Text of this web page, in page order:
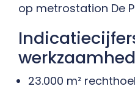
op metrostation De
23.000 m²